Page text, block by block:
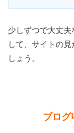
少しずつで大丈
して、サイトの
しょう。
ブログ